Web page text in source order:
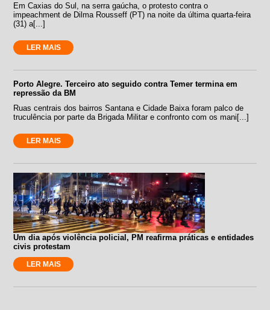
Em Caxias do Sul, na serra gaúcha, o protesto contra o
impeachment de Dilma Rousseff (PT) na noite da última quarta-feira
(31) a[...]
LER MAIS
Porto Alegre. Terceiro ato seguido contra Temer termina em
repressão da BM
Ruas centrais dos bairros Santana e Cidade Baixa foram palco de
truculência por parte da Brigada Militar e confronto com os mani[...]
LER MAIS
Um dia após violência policial, PM reafirma práticas e entidades
civis protestam
LER MAIS